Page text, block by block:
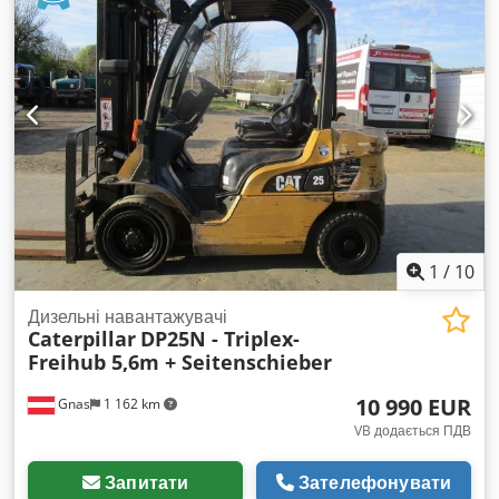
Обладнання:палетні вилки, повний привід
1 / 10
Gnas 1 162 km
Дизельні навантажувачі
Caterpillar DP25N - Triplex-
Freihub 5,6m + Seitenschieber
10 990 EUR
VB додається ПДВ
Запитати Зателефонувати